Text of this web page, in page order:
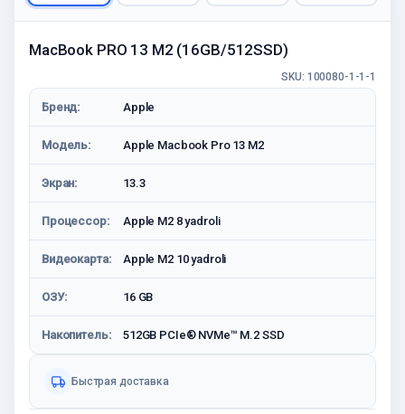
MacBook PRO 13 M2 (16GB/512SSD)
SKU: 100080-1-1-1
Бренд: Apple
Модель: Apple Macbook Pro 13 M2
Экран: 13.3
Процессор: Apple M2 8 yadroli
Видеокарта: Apple M2 10 yadroli
ОЗУ: 16 GB
Накопитель: 512GB PCIe® NVMe™ M.2 SSD
Быстрая доставка